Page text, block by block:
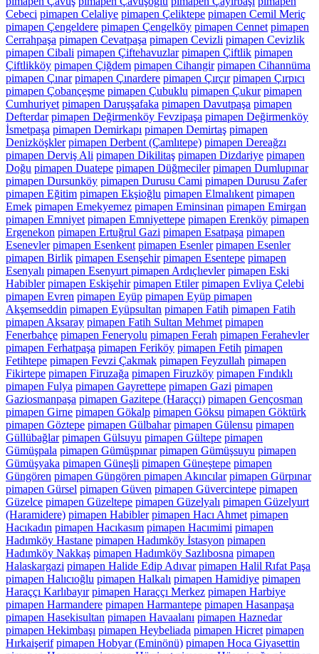
Cebeci pimapen Celaliye pimapen Çeliktepe pimapen Cemil Meriç
pimapen Çengeldere pimapen Çengelköy pimapen Cennet pimapen
Cerrahpaşa pimapen Cevatpaşa pimapen Cevizli pimapen Cevizlik
pimapen Cibali pimapen Çiftehavuzlar pimapen Çiftlik pimapen
Çiftlikköy pimapen Çiğdem pimapen Cihangir pimapen Cihannüma
pimapen Çınar pimapen Çınardere pimapen Çırçır pimapen Çırpıcı
pimapen Çobançeşme pimapen Çubuklu pimapen Çukur pimapen
Cumhuriyet pimapen Daruşşafaka pimapen Davutpaşa pimapen
Defterdar pimapen Değirmenköy Fevzipaşa pimapen Değirmenköy
İsmetpaşa pimapen Demirkapı pimapen Demirtaş pimapen
Denizköşkler pimapen Derbent (Çamlıtepe) pimapen Dereağzı
pimapen Derviş Ali pimapen Dikilitaş pimapen Dizdariye pimapen
Doğu pimapen Duatepe pimapen Düğmeciler pimapen Dumlupınar
pimapen Dursunköy pimapen Durusu Cami pimapen Durusu Zafer
pimapen Eğitim pimapen Ekşioğlu pimapen Elmalıkent pimapen
Emek pimapen Emekyemez pimapen Eminsinan pimapen Emirgan
pimapen Emniyet pimapen Emniyettepe pimapen Erenköy pimapen
Ergenekon pimapen Ertuğrul Gazi pimapen Esatpaşa pimapen
Esenevler pimapen Esenkent pimapen Esenler pimapen Esenler
pimapen Birlik pimapen Esenşehir pimapen Esentepe pimapen
Esenyalı pimapen Esenyurt pimapen Ardıçlıevler pimapen Eski
Habibler pimapen Eskişehir pimapen Etiler pimapen Evliya Çelebi
pimapen Evren pimapen Eyüp pimapen Eyüp pimapen
Akşemseddin pimapen Eyüpsultan pimapen Fatih pimapen Fatih
pimapen Aksaray pimapen Fatih Sultan Mehmet pimapen
Fenerbahçe pimapen Feneryolu pimapen Ferah pimapen Ferahevler
pimapen Ferhatpaşa pimapen Feriköy pimapen Fetih pimapen
Fetihtepe pimapen Fevzi Çakmak pimapen Feyzullah pimapen
Fikirtepe pimapen Firuzağa pimapen Firuzköy pimapen Fındıklı
pimapen Fulya pimapen Gayrettepe pimapen Gazi pimapen
Gaziosmanpaşa pimapen Gazitepe (Haraççı) pimapen Gençosman
pimapen Girne pimapen Gökalp pimapen Göksu pimapen Göktürk
pimapen Göztepe pimapen Gülbahar pimapen Gülensu pimapen
Güllübağlar pimapen Gülsuyu pimapen Gültepe pimapen
Gümüşpala pimapen Gümüşpınar pimapen Gümüşsuyu pimapen
Gümüşyaka pimapen Güneşli pimapen Güneştepe pimapen
Güngören pimapen Güngören pimapen Akıncılar pimapen Gürpınar
pimapen Gürsel pimapen Güven pimapen Güvercintepe pimapen
Güzelce pimapen Güzeltepe pimapen Güzelyalı pimapen Güzelyurt
(Haramidere) pimapen Habibler pimapen Hacı Ahmet pimapen
Hacıkadın pimapen Hacıkasım pimapen Hacımimi pimapen
Hadımköy Hastane pimapen Hadımköy İstasyon pimapen
Hadımköy Nakkaş pimapen Hadımköy Sazlıbosna pimapen
Halaskargazi pimapen Halide Edip Adıvar pimapen Halil Rıfat Paşa
pimapen Halıcıoğlu pimapen Halkalı pimapen Hamidiye pimapen
Haraççı Karlıbayır pimapen Haraççı Merkez pimapen Harbiye
pimapen Harmandere pimapen Harmantepe pimapen Hasanpaşa
pimapen Hasekisultan pimapen Havaalanı pimapen Haznedar
pimapen Hekimbaşı pimapen Heybeliada pimapen Hicret pimapen
Hırkaişerif pimapen Hobyar (Eminönü) pimapen Hoca Giyasettin